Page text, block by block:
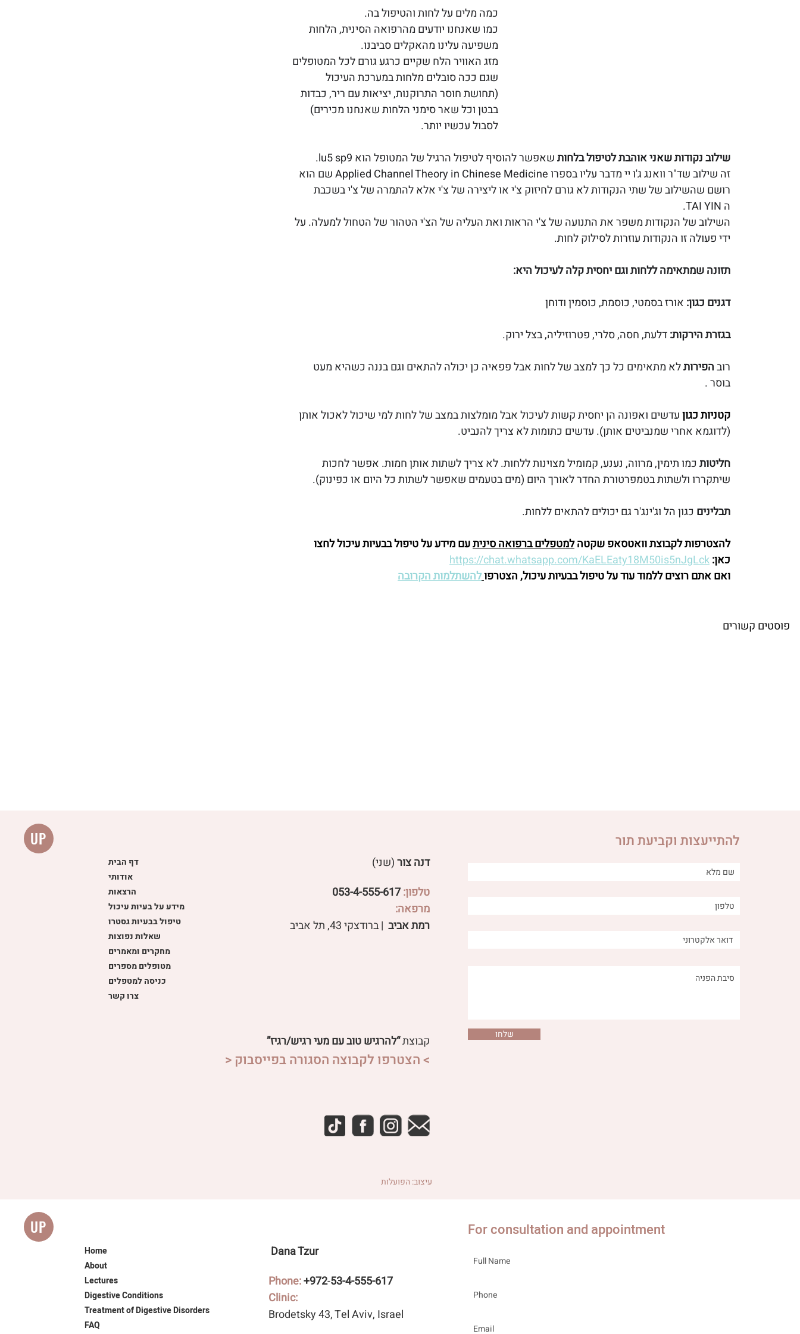
כמה מלים על לחות והטיפול בה.
כמו שאנחנו יודעים מהרפואה הסינית, הלחות
משפיעה עלינו מהאקלים סביבנו.
מזג האוויר הלח שקיים כרגע גורם לכל המטופלים
שגם ככה סובלים מלחות במערכת העיכול
(תחושת חוסר התרוקנות, יציאות עם ריר, כבדות
בבטן וכל שאר סימני הלחות שאנחנו מכירים)
לסבול עכשיו יותר.
שילוב נקודות שאני אוהבת לטיפול בלחות שאפשר להוסיף לטיפול הרגיל של המטופל הוא lu5 sp9.
זה שילוב שד"ר וואנג ג'ו יי מדבר עליו בספרו Applied Channel Theory in Chinese Medicine שם הוא
רושם שהשילוב של שתי הנקודות לא גורם לחיזוק צ'י או ליצירה של צ'י אלא להתמרה של צ'י בשכבת
ה TAI YIN.
השילוב של הנקודות משפר את התנועה של צ'י הראות ואת העליה של הצ'י הטהור של הטחול למעלה. על
ידי פעולה זו הנקודות עוזרות לסילוק לחות.
תזונה שמתאימה ללחות וגם יחסית קלה לעיכול היא:
דגנים כגון: אורז בסמטי, כוסמת, כוסמין ודוחן
בגזרת הירקות: דלעת, חסה, סלרי, פטרוזיליה, בצל ירוק.
רוב הפירות לא מתאימים כל כך למצב של לחות אבל פפאיה כן יכולה להתאים וגם בננה כשהיא מעט
בוסר .
קטניות כגון עדשים ואפונה הן יחסית קשות לעיכול אבל מומלצות במצב של לחות למי שיכול לאכול אותן
(לדוגמא אחרי שמנביטים אותן). עדשים כתומות לא צריך להנביט.
חליטות כמו תימין, מרווה, נענע, קמומיל מצוינות ללחות. לא צריך לשתות אותן חמות. אפשר לחכות
שיתקררו ולשתות בטמפרטורת החדר לאורך היום (מים בטעמים שאפשר לשתות כל היום או כפינוק).
תבלינים כגון הל וג'ינג'ר גם יכולים להתאים ללחות.
להצטרפות לקבוצת וואטסאפ שקטה למטפלים ברפואה סינית עם מידע על טיפול בבעיות עיכול לחצו
כאן:https://chat.whatsapp.com/KaELEaty18M50is5nJgLck
ואם אתם רוצים ללמוד עוד על טיפול בבעיות עיכול, הצטרפולהשתלמות הקרובה
פוסטים קשורים
הקשר בין מאכלים מתוקים -
UP
דף הבית
אודותי
הרצאות
מידע על בעיות עיכול
טיפול בבעיות גסטרו
שאלות נפוצות
מחקרים ומאמרים
מטופלים מספרים
כניסה למטפלים
צרו קשר
דנה צור(שני)
טלפון:053-4-555-617
מרפאה:
רמת אביב | ברודצקי 43, תל אביב​
קבוצת“להרגיש טוב עם מעי רגיש/רגיז”
> הצטרפו לקבוצה הסגורה בפייסבוק <
להתייעצות וקביעת תור
שלחו
עיצוב: הפועלות
UP
Home
About
Lectures
Digestive Conditions
Treatment of Digestive Disorders
FAQ
For consultation and appointment
Phone:+972-53-4-555-617
Clinic:
Brodetsky 43, Tel Aviv, Israel
Dana Tzur